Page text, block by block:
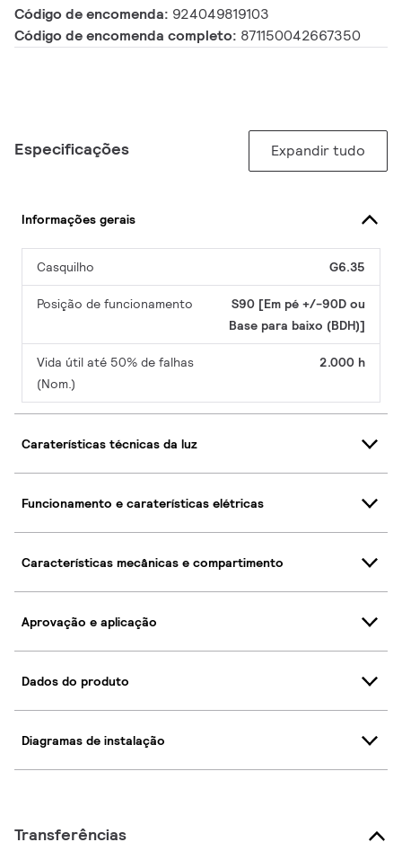
Código de encomenda: 924049819103
Código de encomenda completo: 871150042667350
Especificações Expandir tudo
Informações gerais
Casquilho G6.35
Posição de funcionamento
S90 [Em pé +/-90D ou
Base para baixo (BDH)]
Vida útil até 50% de falhas
(Nom.)
2.000 h
Caraterísticas técnicas da luz
Funcionamento e caraterísticas elétricas
Características mecânicas e compartimento
Aprovação e aplicação
Dados do produto
Diagramas de instalação
Transferências